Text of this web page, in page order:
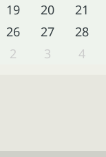
19 20 21
26 27 28
2 3 4